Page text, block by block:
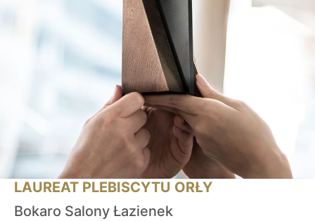
LAUREAT PLEBISCYTU ORŁY
Bokaro Salony Łazienek